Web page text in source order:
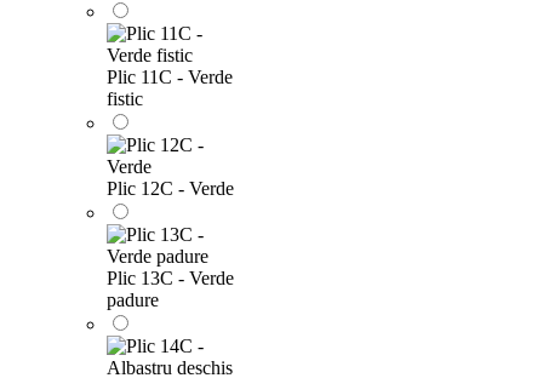
Plic 11C - Verde
fistic
Plic 12C - Verde
Plic 13C - Verde
padure